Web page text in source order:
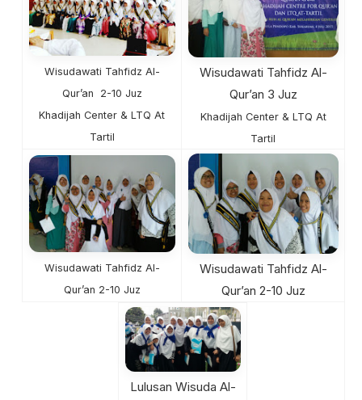
Wisudawati Tahfidz Al-
Qur’an 2-10 Juz
Khadijah Center & LTQ At
Tartil
Wisudawati Tahfidz Al-
Qur’an 3 Juz
Khadijah Center & LTQ At
Tartil
Wisudawati Tahfidz Al-
Qur’an 2-10 Juz
Wisudawati Tahfidz Al-
Qur’an 2-10 Juz
Lulusan Wisuda Al-